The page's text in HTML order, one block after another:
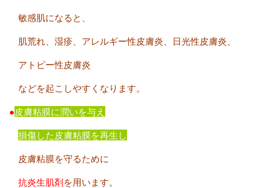
敏感肌になると、
肌荒れ、湿疹、アレルギー性皮膚炎、日光性皮膚炎、
アトピー性皮膚炎
などを起こしやすくなります。
●皮膚粘膜に潤いを与え
損傷した皮膚粘膜を再生し
皮膚粘膜を守るために
抗炎生肌剤を用います。